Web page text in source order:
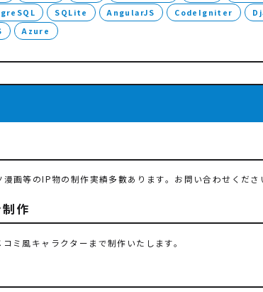
SQLite AngularJS CodeIgniter
Azure
画等のIP物の制作実績多數あります。お問い合わせくださ
作
ミ風キャラクターまで制作いたします。